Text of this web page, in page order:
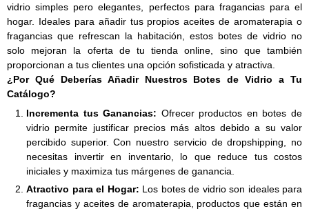
vidrio simples pero elegantes, perfectos para fragancias para el
hogar. Ideales para añadir tus propios aceites de aromaterapia o
fragancias que refrescan la habitación, estos botes de vidrio no
solo mejoran la oferta de tu tienda online, sino que también
proporcionan a tus clientes una opción sofisticada y atractiva.
¿Por Qué Deberías Añadir Nuestros Botes de Vidrio a Tu
Catálogo?
Incrementa tus Ganancias: Ofrecer productos en botes de
vidrio permite justificar precios más altos debido a su valor
percibido superior. Con nuestro servicio de dropshipping, no
necesitas invertir en inventario, lo que reduce tus costos
iniciales y maximiza tus márgenes de ganancia.
Atractivo para el Hogar: Los botes de vidrio son ideales para
fragancias y aceites de aromaterapia, productos que están en